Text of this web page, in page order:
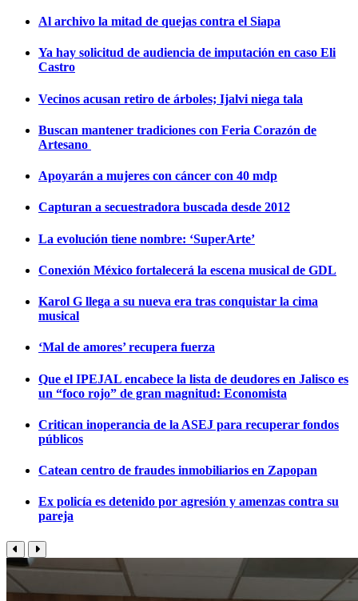
Al archivo la mitad de quejas contra el Siapa
Ya hay solicitud de audiencia de imputación en caso Eli
Castro
Vecinos acusan retiro de árboles; Ijalvi niega tala
Buscan mantener tradiciones con Feria Corazón de
Artesano
Apoyarán a mujeres con cáncer con 40 mdp
Capturan a secuestradora buscada desde 2012
La evolución tiene nombre: ‘SuperArte’
Conexión México fortalecerá la escena musical de GDL
Karol G llega a su nueva era tras conquistar la cima
musical
‘Mal de amores’ recupera fuerza
Que el IPEJAL encabece la lista de deudores en Jalisco es
un “foco rojo” de gran magnitud: Economista
Critican inoperancia de la ASEJ para recuperar fondos
públicos
Catean centro de fraudes inmobiliarios en Zapopan
Ex policía es detenido por agresión y amenzas contra su
pareja